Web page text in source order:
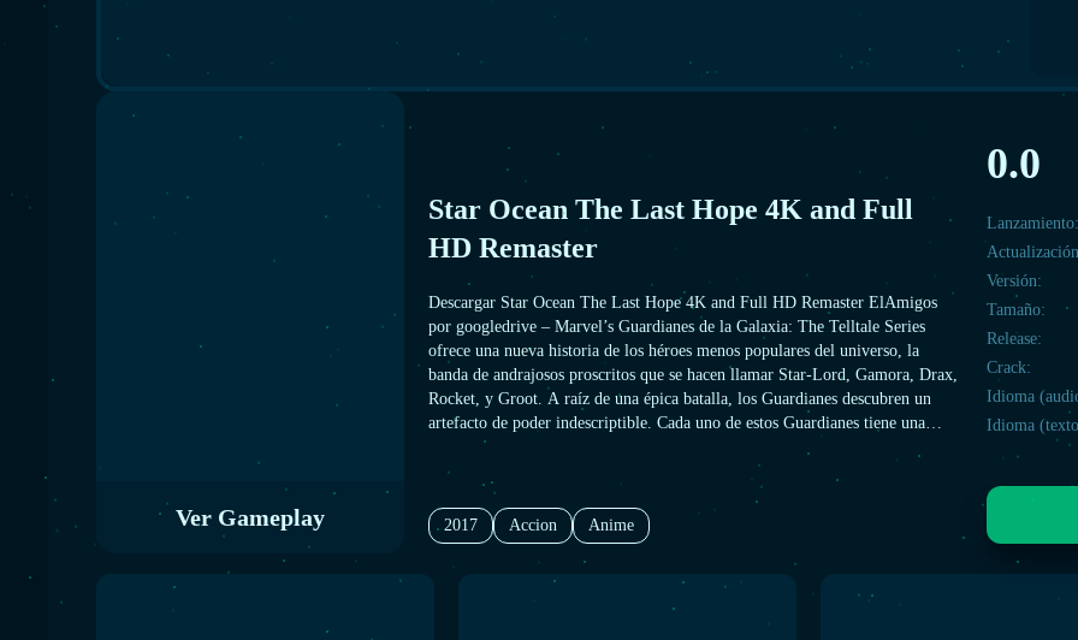
Ver Gameplay
Star Ocean The Last Hope 4K and Full
HD Remaster
Descargar Star Ocean The Last Hope 4K and Full HD Remaster ElAmigos
por googledrive – Marvel’s Guardianes de la Galaxia: The Telltale Series
ofrece una nueva historia de los héroes menos populares del universo, la
banda de andrajosos proscritos que se hacen llamar Star-Lord, Gamora, Drax,
Rocket, y Groot. A raíz de una épica batalla, los Guardianes descubren un
artefacto de poder indescriptible. Cada uno de estos Guardianes tiene una
razón para desear esta reliquia, al igual que un enemigo despiadado que es el
último de su especie, y que no se detendrá ante nada para arrancarlo de sus
2017
Accion Anime
0.0
Lanzamiento:
Versión:
Tamaño:
Release:
Crack:
Idioma
Idioma